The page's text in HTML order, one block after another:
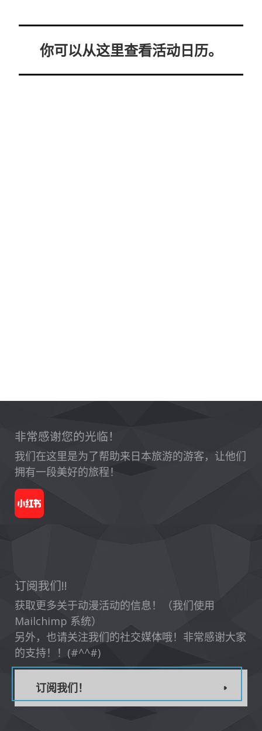
你可以从这里查看活动日历。
非常感谢您的光临！
我们在这里是为了帮助来日本旅游的游客，让他们
拥有一段美好的旅程！
订阅我们!!
获取更多关于动漫活动的信息！（我们使用
Mailchimp 系统）
另外，也请关注我们的社交媒体哦！非常感谢大家
的支持！！(#^^#)
订阅我们！